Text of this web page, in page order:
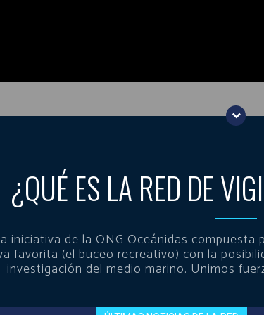
¿QUÉ ES LA RED DE
iniciativa de la ONG Oceánidas
favorita (el buceo recreativo) con la
investigación del medio marino. Unimos